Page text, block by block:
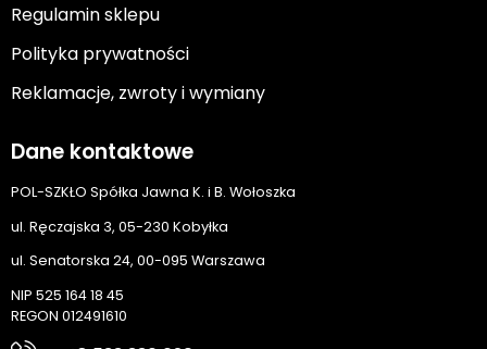
Regulamin sklepu
Polityka prywatności
Reklamacje, zwroty i wymiany
Dane kontaktowe
POL-SZKŁO Spółka Jawna K. i B. Wołoszka
ul. Ręczajska 3, 05-230 Kobyłka
ul. Senatorska 24, 00-095 Warszawa
NIP 525 164 18 45
REGON 012491610